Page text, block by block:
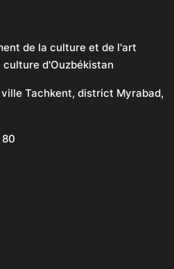
de la culture et de l'art
d'Ouzbékistan
Tachkent, district Myrabad,